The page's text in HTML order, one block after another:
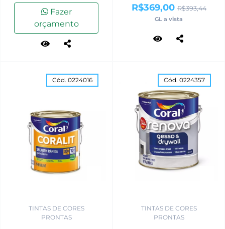
Fazer
orçamento
R$369,00R$393,44
GL a vista
Cód. 0224016
TINTAS DE CORES
PRONTAS
Cód. 0224357
TINTAS DE CORES
PRONTAS